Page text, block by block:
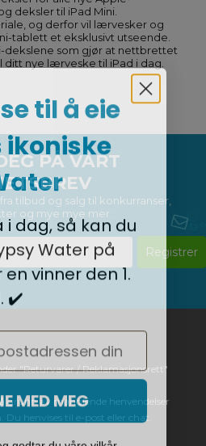
deksler til iPad Mini.
og derfor vil lærvesker og
tablett et eksklusivt utseende.
dekslene som gjør at nettbrettet
ditt nye lærveske til iPad i dag.
PÅ VÅRT
tilbud og salg til konkurranser,
og mye mye mer.
Registrer
"Returvarer / Reklamasjonsrett"
grunn av manglende henvendelser
henvises til e-post eller chat.
til å eie
ikoniske
i dag, så kan du
Water på
vinner den 1.
✔️
MED MEG
godtar du våre vilkår.